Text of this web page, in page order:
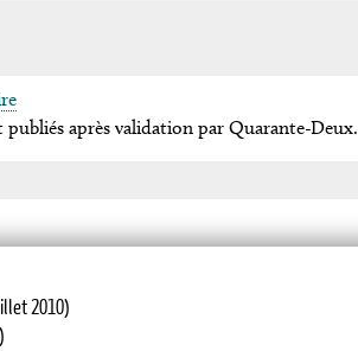
publiés après validation par Quarante-Deux.
2010)